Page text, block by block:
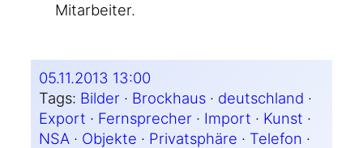
Mitarbeiter.
05.11.2013 13:00
Tags: Bilder · Brockhaus · deutschland
Export · Fernsprecher · Import · Kunst
NSA · Objekte · Privatsphäre · Telefon